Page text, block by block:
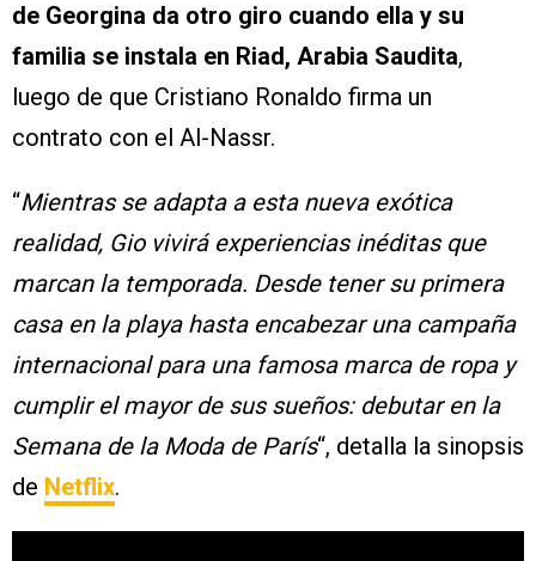
de Georgina da otro giro cuando ella y su
familia se instala en Riad, Arabia Saudita,
luego de que Cristiano Ronaldo firma un
contrato con el Al-Nassr.
“Mientras se adapta a esta nueva exótica
realidad, Gio vivirá experiencias inéditas que
marcan la temporada. Desde tener su primera
casa en la playa hasta encabezar una campaña
internacional para una famosa marca de ropa y
cumplir el mayor de sus sueños: debutar en la
Semana de la Moda de París“, detalla la sinopsis
de Netflix.